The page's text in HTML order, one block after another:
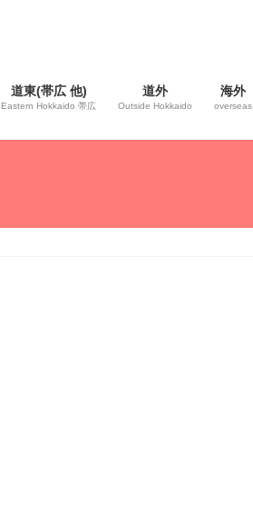
道東(帯広 他)
Eastern Hokkaido 帯広
道外
Outside Hokkaido
海外
overseas